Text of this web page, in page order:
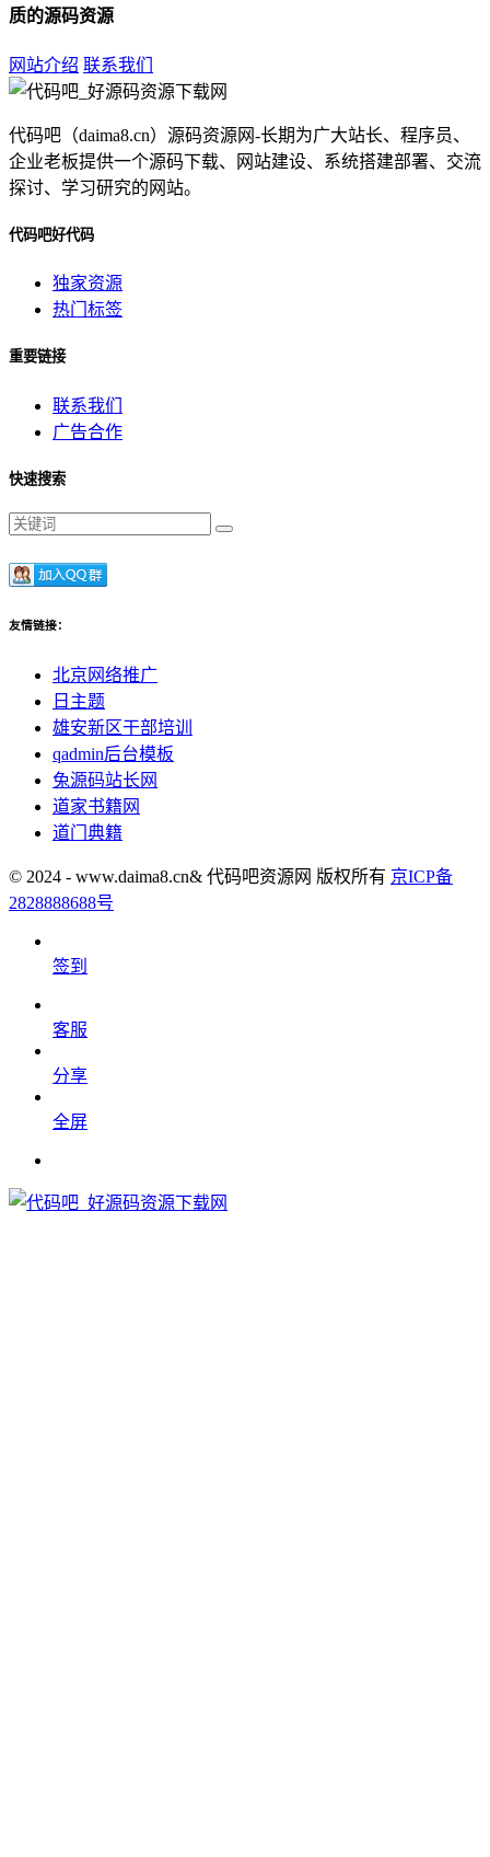
质的源码资源
网站介绍 联系我们
代码吧（daima8.cn）源码资源网-长期为广大站长、程序员、
企业老板提供一个源码下载、网站建设、系统搭建部署、交流
探讨、学习研究的网站。
代码吧好代码
独家资源
热门标签
重要链接
联系我们
广告合作
快速搜索
友情链接：
北京网络推广
日主题
雄安新区干部培训
qadmin后台模板
兔源码站长网
道家书籍网
道门典籍
© 2024 - www.daima8.cn& 代码吧资源网 版权所有 京ICP备
2828888688号
签到
客服
分享
全屏